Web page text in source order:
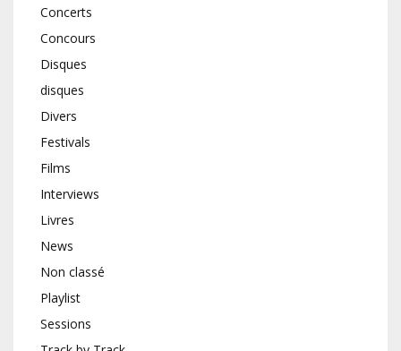
Concerts
Concours
Disques
disques
Divers
Festivals
Films
Interviews
Livres
News
Non classé
Playlist
Sessions